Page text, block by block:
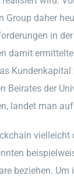
Group daher
in
damit
Beirates der
landet man
beziehen.